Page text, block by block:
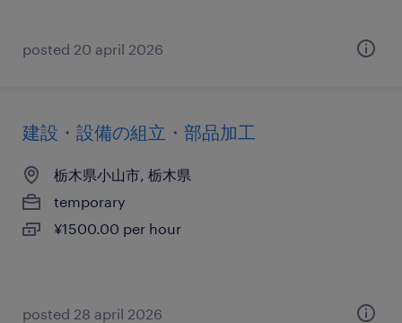
posted 20 april 2026
建設・設備の組立・部品加工
栃木県小山市, 栃木県
temporary
¥1500.00 per hour
posted 28 april 2026